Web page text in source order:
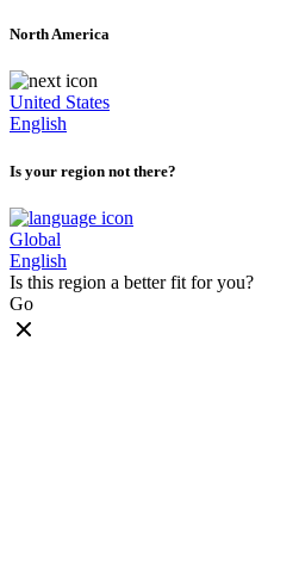
North America
United States
English
Is your region not there?
Global
English
Is this region a better fit for you?
Go